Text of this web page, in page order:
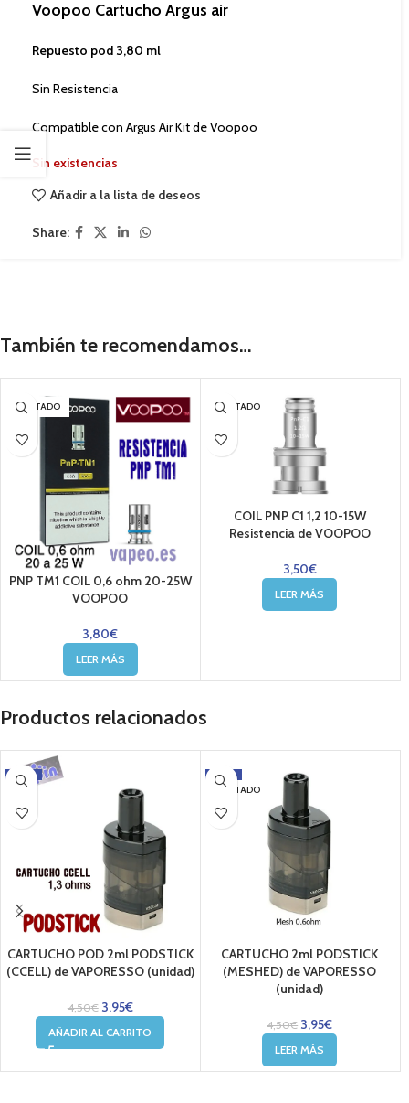
Voopoo Cartucho Argus air
Repuesto pod 3,80 ml
Sin Resistencia
Compatible con Argus Air Kit de Voopoo
Sin existencias
Añadir a la lista de deseos
Share:
También te recomendamos…
AGOTADO
PNP TM1 COIL 0,6 ohm 20-25W
VOOPOO
3,80€
LEER MÁS
AGOTADO
COIL PNP C1 1,2 10-15W
Resistencia de VOOPOO
3,50€
LEER MÁS
Productos relacionados
-12%
CARTUCHO POD 2ml PODSTICK
(CCELL) de VAPORESSO (unidad)
4,50€ 3,95€
AÑADIR AL CARRITO
-12%
AGOTADO
CARTUCHO 2ml PODSTICK
(MESHED) de VAPORESSO
(unidad)
4,50€ 3,95€
LEER MÁS